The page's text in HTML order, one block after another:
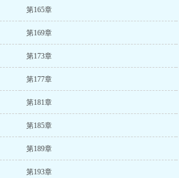
第165章
第169章
第173章
第177章
第181章
第185章
第189章
第193章